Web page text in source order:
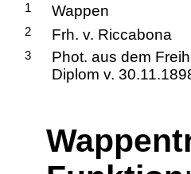
1 Wappen
2 Frh. v. Riccabona
3
Phot. aus dem
Diplom v.